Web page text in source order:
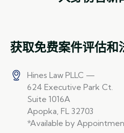
获取免费案件评估和
Hines Law PLLC —
624 Executive Park Ct.
Suite 1016A
Apopka, FL 32703
*Available by